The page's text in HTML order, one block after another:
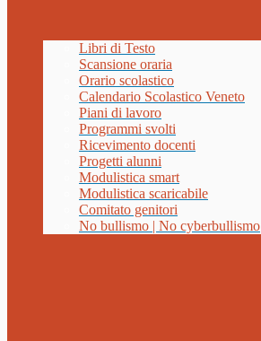
Libri di Testo
Scansione oraria
Orario scolastico
Calendario Scolastico Veneto
Piani di lavoro
Programmi svolti
Ricevimento docenti
Progetti alunni
Modulistica smart
Modulistica scaricabile
Comitato genitori
No bullismo | No cyberbullismo